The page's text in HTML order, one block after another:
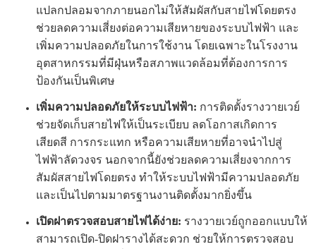
แปลกปลอมจากภายนอกไม่ให้สัมผัสกับสายไฟโดยตรง
ช่วยลดความเสี่ยงต่อความเสียหายของระบบไฟฟ้า และ
เพิ่มความปลอดภัยในการใช้งาน โดยเฉพาะในโรงงาน
อุตสาหกรรมที่มีฝุ่นหรือสภาพแวดล้อมที่ต้องการการ
ป้องกันเป็นพิเศษ
เพิ่มความปลอดภัยให้ระบบไฟฟ้า: การติดตั้งรางวายเวย์
ช่วยจัดเก็บสายไฟให้เป็นระเบียบ ลดโอกาสเกิดการ
เสียดสี การกระแทก หรือความเสียหายที่อาจนำไปสู่
ไฟฟ้าลัดวงจร นอกจากนี้ยังช่วยลดความเสี่ยงจากการ
สัมผัสสายไฟโดยตรง ทำให้ระบบไฟฟ้ามีความปลอดภัย
และเป็นไปตามมาตรฐานงานติดตั้งมากยิ่งขึ้น
เปิดฝาตรวจสอบสายไฟได้ง่าย: รางวายเวย์ถูกออกแบบให้
สามารถเปิด-ปิดฝารางได้สะดวก ช่วยให้การตรวจสอบ